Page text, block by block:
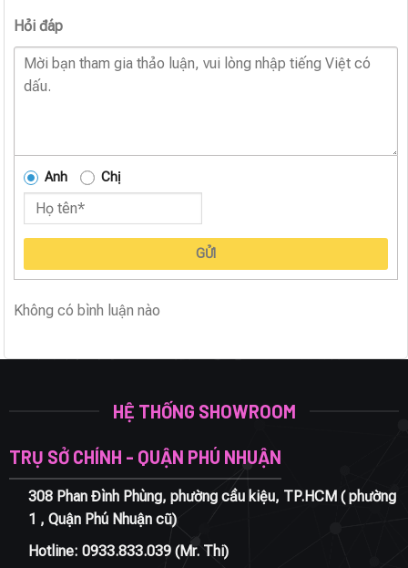
Hỏi đáp
Anh Chị
GỬI
Không có bình luận nào
HỆ THỐNG SHOWROOM
TRỤ SỞ CHÍNH - QUẬN PHÚ NHUẬN
308 Phan Đình Phùng, phường cầu kiệu, TP.HCM ( phường
1 , Quận Phú Nhuận cũ)
Hotline: 0933.833.039(Mr. Thi)